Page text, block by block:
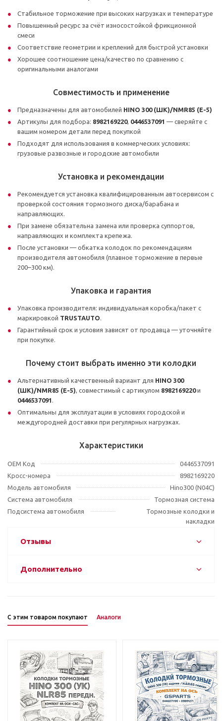
Стабильное торможение при высоких нагрузках и температуре
Повышенный ресурс за счёт износостойкой фрикционной
смеси
Соответствие геометрии и креплений для быстрой установки
Хорошее соотношение цена/качество по сравнению с
оригинальными аналогами
Совместимость и применение
Предназначены для автомобилей HINO 300 (ШК)/NMR85 (Е-5)
Артикулы для подбора: 8982169220, 0446537091 — сверяйте с
вашим номером детали перед покупкой
Подходят для использования в коммерческих условиях:
грузовые развозные и городские автомобили
Установка и рекомендации
Рекомендуется установка квалифицированным автосервисом с
проверкой состояния тормозного диска/барабана и
направляющих.
При замене обязательна замена или проверка суппортов,
направляющих и комплекта крепежа.
После установки — обкатка колодок по рекомендациям
производителя автомобиля (плавное торможение в первые
200–300 км).
Упаковка и гарантия
Упаковка производителя: индивидуальная коробка/пакет с
маркировкой TRUSTAUTO
Гарантийный срок и условия зависят от продавца — уточняйте
при покупке.
Почему стоит выбрать именно эти колодки
Альтернативный качественный вариант для HINO 300
(ШК)/NMR85 (Е-5) , совместимый с артикулом 8982169220и
0446537091
Оптимальны для эксплуатации в условиях городской и
междугородней доставки при регулярных нагрузках.
Характеристики
OEM Код
0446537091
Кросс-номера
8982169220
Модель автомобиля
Hino300 (N04C)
Система автомобиля
Тормозная система
Подсистема автомобиля
Тормозные колодки и
накладки
Отзывы
Дополнительно
С этим товаром покупают Аналоги